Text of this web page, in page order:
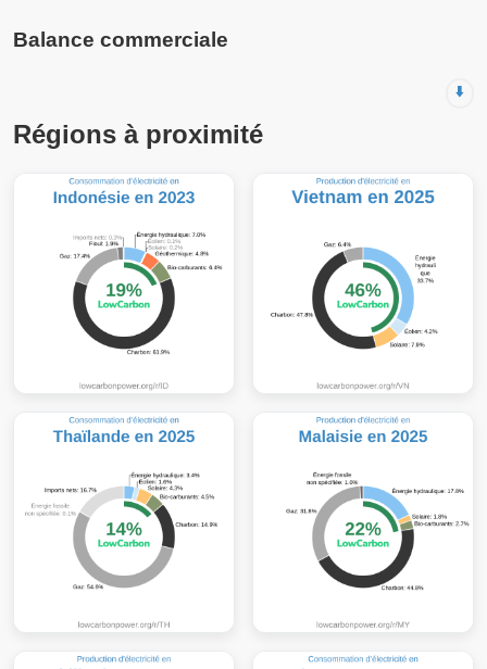
Balance commerciale
⬇️
Régions à proximité